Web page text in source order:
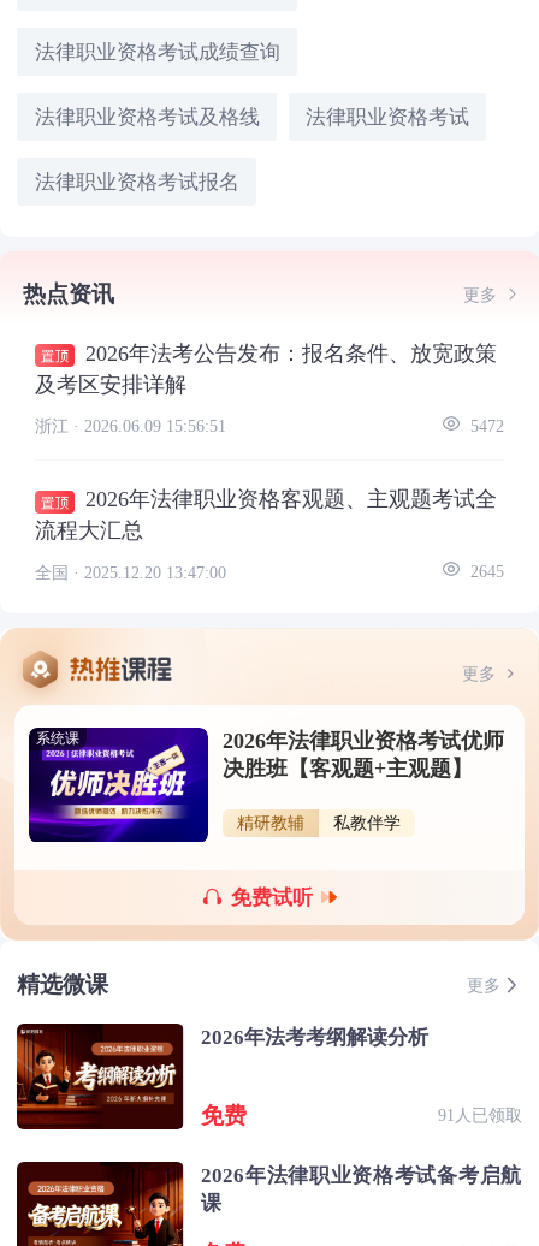
法律职业资格考试成绩查询
法律职业资格考试及格线 法律职业资格考试
法律职业资格考试报名
热点资讯 更多
2026年法考公告发布：报名条件、放宽政策
及考区安排详解
浙江 · 2026.06.09 15:56:51 5472
2026年法律职业资格客观题、主观题考试全
流程大汇总
全国 · 2025.12.20 13:47:00 2645
更多
系统课
2026年法律职业资格考试优师
决胜班【客观题+主观题】
精研教辅 私教伴学
免费试听
精选微课 更多
2026年法考考纲解读分析
免费 91人已领取
2026年法律职业资格考试备考启航
课